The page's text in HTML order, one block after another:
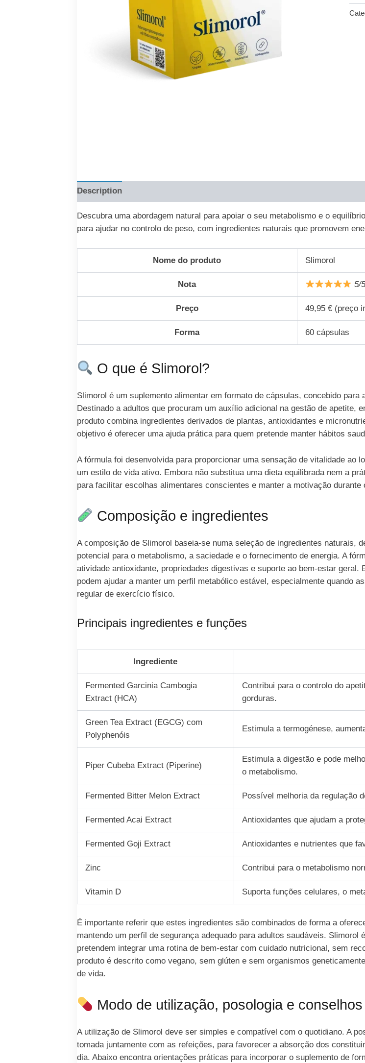
Description
Descubra uma abordagem natural para apoiar o seu metabolismo e o
para ajudar no controlo de peso, com ingredientes naturais que promovem
Nome do produto Slimorol
Nota 5/5
Preço 49,95 € (preço
Forma 60 cápsulas
O que é Slimorol?
Slimorol é um suplemento alimentar em formato de cápsulas, concebido
Destinado a adultos que procuram um auxílio adicional na gestão de apetite,
produto combina ingredientes derivados de plantas, antioxidantes e
objetivo é oferecer uma ajuda prática para quem pretende manter hábitos
A fórmula foi desenvolvida para proporcionar uma sensação de vitalidade ao
um estilo de vida ativo. Embora não substitua uma dieta equilibrada nem a
para facilitar escolhas alimentares conscientes e manter a motivação durante
Composição e ingredientes
A composição de Slimorol baseia-se numa seleção de ingredientes naturais,
potencial para o metabolismo, a saciedade e o fornecimento de energia. A
atividade antioxidante, propriedades digestivas e suporte ao bem-estar
podem ajudar a manter um perfil metabólico estável, especialmente quando
regular de exercício físico.
Principais ingredientes e funções
Ingrediente
Fermented Garcinia Cambogia
Extract (HCA)
Contribui para o controlo do
gorduras.
Green Tea Extract (EGCG) com
Polyphenóis
Estimula a termogénese,
Piper Cubeba Extract (Piperine)
Estimula a digestão e pode
o metabolismo.
Fermented Bitter Melon Extract Possível melhoria da regulação
Fermented Acai Extract Antioxidantes que ajudam a
Fermented Goji Extract Antioxidantes e nutrientes que
Zinc Contribui para o metabolismo
Vitamin D Suporta funções celulares, o
É importante referir que estes ingredientes são combinados de forma a
mantendo um perfil de segurança adequado para adultos saudáveis.
pretendem integrar uma rotina de bem-estar com cuidado nutricional, sem
produto é descrito como vegano, sem glúten e sem organismos
de vida.
Modo de utilização, posologia e
A utilização de Slimorol deve ser simples e compatível com o quotidiano. A
tomada juntamente com as refeições, para favorecer a absorção dos
dia. Abaixo encontra orientações práticas para incorporar o suplemento de